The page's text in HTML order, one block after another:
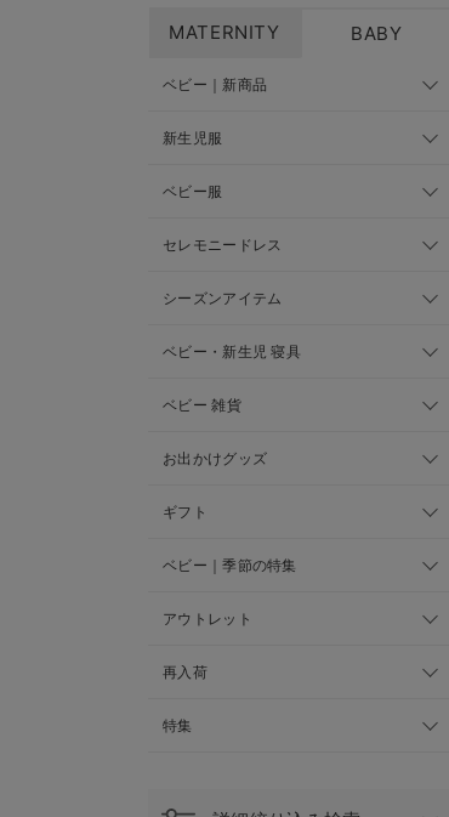
MATERNITY BABY
ベビー｜新商品
新生児服
ベビー服
セレモニードレス
シーズンアイテム
ベビー・新生児 寝具
ベビー 雑貨
お出かけグッズ
ギフト
ベビー｜季節の特集
アウトレット
再入荷
特集